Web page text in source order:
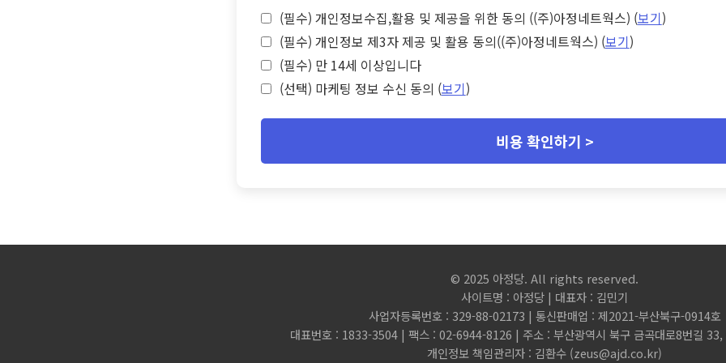
(필수) 개인정보수집,활용 및 제공을 위한 동의 ((주)아정네트웍스) (보기)
(필수) 개인정보 제3자 제공 및 활용 동의((주)아정네트웍스) (보기)
(필수) 만 14세 이상입니다
(선택) 마케팅 정보 수신 동의 (보기)
비용 확인하기 >
© 2025 아정당. All rights reserved.
사이트명 : 아정당 | 대표자 : 김민기
사업자등록번호 : 329-88-02173 | 통신판매업 : 제2021-부산북구-0914호
대표번호 : 1833-3504 | 팩스 : 02-6944-8126 | 주소 : 부산광역시 북구 금곡대로8번길 33,
개인정보 책임관리자 : 김환수 (zeus@ajd.co.kr)